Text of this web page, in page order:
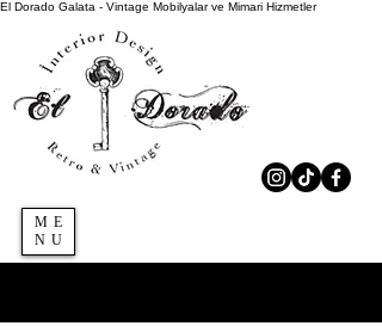
El Dorado Galata - Vintage Mobilyalar ve Mimari Hizmetler
ME
NU